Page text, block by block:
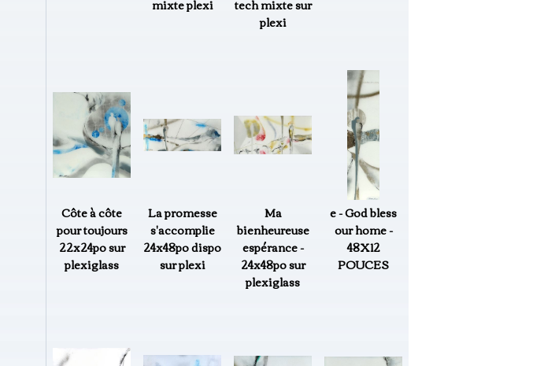
mixte plexi
tech mixte sur
plexi
Côte à côte
pour toujours
22x24po sur
plexiglass
La promesse
s'accomplie
24x48po dispo
sur plexi
Ma
bienheureuse
espérance -
24x48po sur
plexiglass
e - God bless
our home -
48X12
POUCES